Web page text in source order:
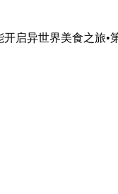
开启异世界美食之旅•